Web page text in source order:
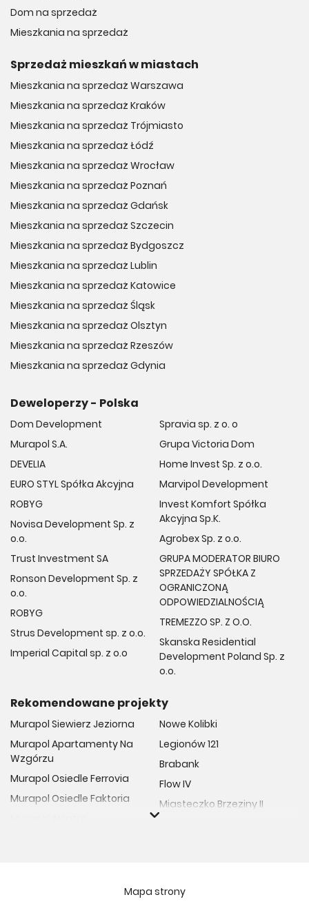
Dom na sprzedaż
Mieszkania na sprzedaż
Sprzedaż mieszkań w miastach
Mieszkania na sprzedaż Warszawa
Mieszkania na sprzedaż Kraków
Mieszkania na sprzedaż Trójmiasto
Mieszkania na sprzedaż Łódź
Mieszkania na sprzedaż Wrocław
Mieszkania na sprzedaż Poznań
Mieszkania na sprzedaż Gdańsk
Mieszkania na sprzedaż Szczecin
Mieszkania na sprzedaż Bydgoszcz
Mieszkania na sprzedaż Lublin
Mieszkania na sprzedaż Katowice
Mieszkania na sprzedaż Śląsk
Mieszkania na sprzedaż Olsztyn
Mieszkania na sprzedaż Rzeszów
Mieszkania na sprzedaż Gdynia
Deweloperzy - Polska
Dom Development
Murapol S.A.
DEVELIA
EURO STYL Spółka Akcyjna
ROBYG
Novisa Development Sp. z
o.o.
Trust Investment SA
Ronson Development Sp. z
o.o.
ROBYG
Strus Development sp. z o.o.
Imperial Capital sp. z o.o
Spravia sp. z o. o
Grupa Victoria Dom
Home Invest Sp. z o.o.
Marvipol Development
Invest Komfort Spółka
Akcyjna Sp.K.
Agrobex Sp. z o.o.
GRUPA MODERATOR BIURO
SPRZEDAŻY SPÓŁKA Z
OGRANICZONĄ
ODPOWIEDZIALNOŚCIĄ
TREMEZZO SP. Z O.O.
Skanska Residential
Development Poland Sp. z
o.o.
Rekomendowane projekty
Murapol Siewierz Jeziorna
Murapol Apartamenty Na
Wzgórzu
Murapol Osiedle Ferrovia
Murapol Osiedle Faktoria
Murapol Osiedle Szafirove
Nowe Kolibki
Legionów 121
Brabank
Flow IV
Miasteczko Brzeziny II
Mapa strony